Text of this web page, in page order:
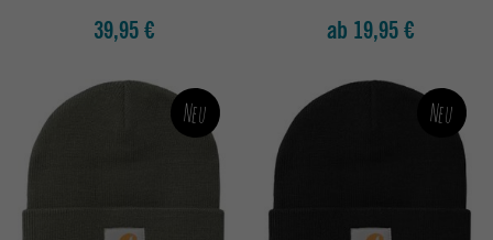
39,95 € ab 19,95 €
Neu Neu